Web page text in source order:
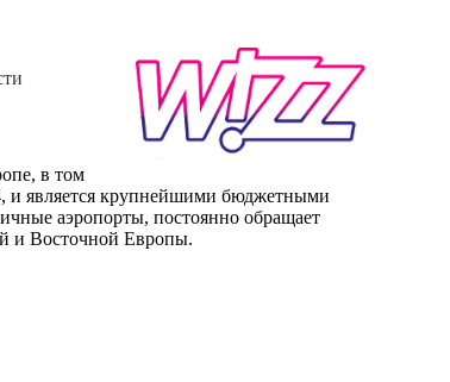
в том
и является крупнейшими бюджетными
аэропорты, постоянно обращает
и Восточной Европы.